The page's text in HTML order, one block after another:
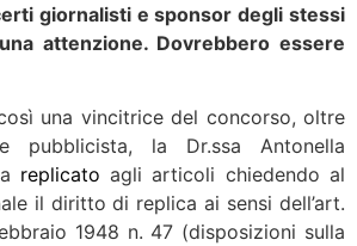
giornalisti e sponsor degli stessi
attenzione. Dovrebbero essere
una vincitrice del concorso, oltre
pubblicista, la Dr.ssa Antonella
replicato agli articoli chiedendo al
il diritto di replica ai sensi dell’art.
1948 n. 47 (disposizioni sulla